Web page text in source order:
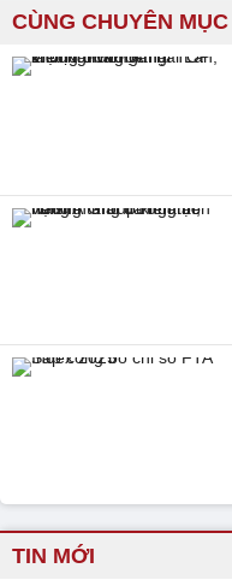
CÙNG CHUYÊN MỤC
TIN MỚI